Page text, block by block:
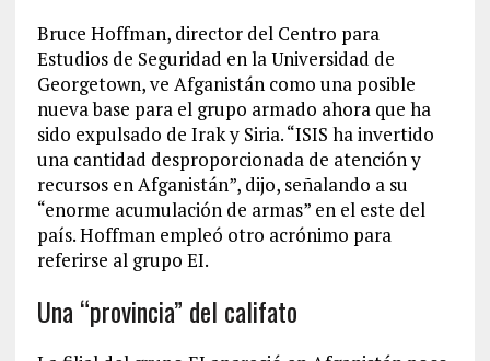
Bruce Hoffman, director del Centro para
Estudios de Seguridad en la Universidad de
Georgetown, ve Afganistán como una posible
nueva base para el grupo armado ahora que ha
sido expulsado de Irak y Siria. “ISIS ha invertido
una cantidad desproporcionada de atención y
recursos en Afganistán”, dijo, señalando a su
“enorme acumulación de armas” en el este del
país. Hoffman empleó otro acrónimo para
referirse al grupo EI.
Una “provincia” del califato